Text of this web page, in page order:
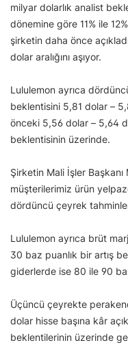
milyar dolarlık analist
dönemine göre 11% ile
şirketin daha önce
dolar aralığını aşıyor.
Lululemon ayrıca
beklentisini 5,81 dolar –
önceki 5,56 dolar – 5,64
beklentisinin üzerinde.
Şirketin Mali İşler
müşterilerimiz ürün
dördüncü çeyrek
Lululemon ayrıca brüt
30 baz puanlık bir artış
giderlerde ise 80 ile 90
Üçüncü çeyrekte
dolar hisse başına kâr
beklentilerinin üzerinde